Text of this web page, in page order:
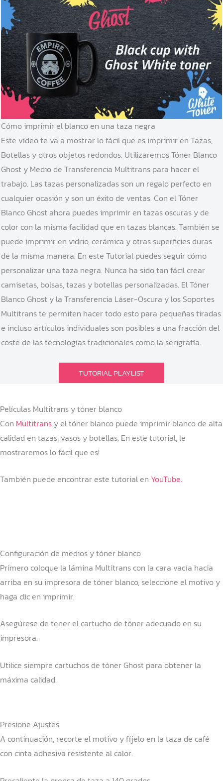
Cómo imprimir el blanco en una taza negra
Este vídeo te va a mostrar lo fácil que es imprimir en Tazas,
Botellas y otros objetos redondos. Utilizaremos Tóner Blanco
Ghost y Medio de Transferencia Multitrans para hacer el
trabajo. Las tazas personalizadas son un regalo perfecto en
cualquier ocasión y son un éxito de ventas. Con el Tóner
Blanco Ghost ahora puedes imprimir en tazas oscuras y de
color con la misma facilidad que en tazas blancas. También se
puede imprimir en vidrio, cerámica y otras superficies duras
de la misma manera. En este Tutorial puedes seguir cómo
personalizar una taza negra. Nunca ha sido tan fácil crear
camisetas, bolsas, tazas y botellas personalizadas. El Tóner
Blanco Ghost y la Transferencia Láser-Oscura y los Soportes
Multitrans te permiten hacer todo esto para pequeñas tiradas
e incluso artículos individuales son posibles a una fracción del
coste de las tecnologías tradicionales como la serigrafía.
TUTORIAL PLAYLIST
Películas Multitrans y tóner blanco
Con Multitrans y el tóner blanco puede imprimir blanco de alta
calidad en tazas, vasos y botellas. En este tutorial, le
mostraremos lo fácil que es!
También puede encontrar este tutorial en YouTube.
Configuración de medios y tóner blanco
Primero coloque la lámina Multitrans con la cara vacía hacia
arriba en su impresora de tóner blanco, seleccione el motivo y
haga clic en imprimir.
Asegúrese de tener el cartucho de tóner adecuado en su
impresora.
Utilice siempre cartuchos de tóner Ghost para obtener la
máxima calidad.
Presione Ajustes
A continuación, recorte el motivo y fíjelo en la taza de café
con cinta adhesiva resistente al calor.